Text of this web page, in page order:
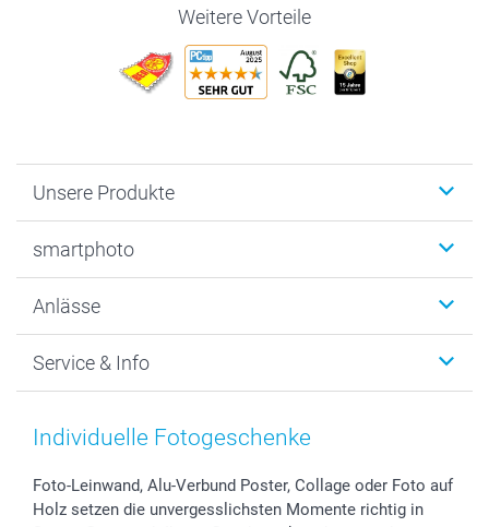
Weitere Vorteile
Unsere Produkte
Fotogeschenke
MyNameBook
Fotoabzüge, Fotos als Buch & Poster
Zubehör & Material
Foto-Kalender & Agenden
Sticker & Etiketten
Geschenk-Gutscheine (PDF)
smartphoto
Warum smartphoto
Datenschutz
AGB
Presse
Partnerprogramme
Anlässe
Neujahr
Muttertag
Kommunion & Konfirmation
Hochzeit
Service & Info
Preise und Versandkosten
48h Lieferung
Zahlungsmöglichkeiten
Individuelle Fotogeschenke
Foto-Leinwand, Alu-Verbund Poster, Collage oder Foto auf
Holz setzen die unvergesslichsten Momente richtig in